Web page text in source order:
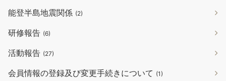
能登半島地震関係 (2)
研修報告 (6)
活動報告 (27)
会員情報の登録及び変更手続きについて (1)